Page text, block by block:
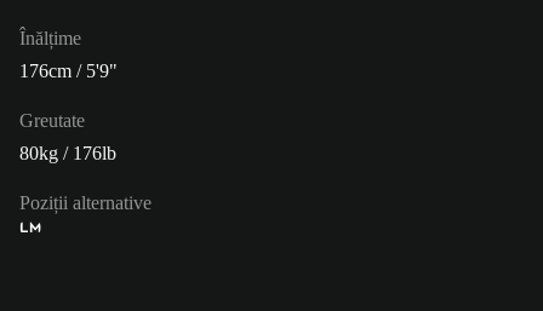
Înălțime
176cm / 5'9"
Greutate
80kg / 176lb
Poziții alternative
LM